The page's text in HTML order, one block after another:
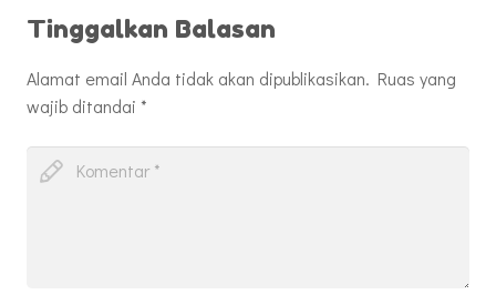
Tinggalkan Balasan
Alamat email Anda tidak akan dipublikasikan. Ruas yang
wajib ditandai *